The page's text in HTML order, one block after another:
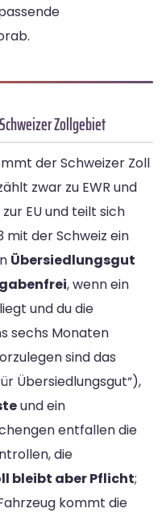
Zollgebiet
der Schweizer Zoll
zwar zu EWR und
EU und teilt sich
mit der Schweiz ein
Übersiedlungsgut
, wenn ein
und du die
sechs Monaten
sind das
Übersiedlungsgut“),
und ein
entfallen die
die
bleibt aber Pflicht;
kommt die